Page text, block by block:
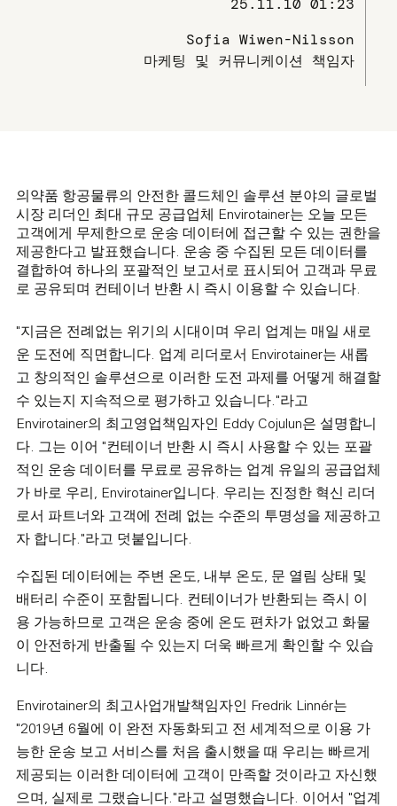
25.11.10 01:23
Sofia Wiwen-Nilsson
마케팅 및 커뮤니케이션 책임자
의약품 항공물류의 안전한 콜드체인 솔루션 분야의 글로벌
시장 리더인 최대 규모 공급업체 Envirotainer는 오늘 모든
고객에게 무제한으로 운송 데이터에 접근할 수 있는 권한을
제공한다고 발표했습니다. 운송 중 수집된 모든 데이터를
결합하여 하나의 포괄적인 보고서로 표시되어 고객과 무료
로 공유되며 컨테이너 반환 시 즉시 이용할 수 있습니다.
"지금은 전례없는 위기의 시대이며 우리 업계는 매일 새로
운 도전에 직면합니다. 업계 리더로서 Envirotainer는 새롭
고 창의적인 솔루션으로 이러한 도전 과제를 어떻게 해결할
수 있는지 지속적으로 평가하고 있습니다."라고
Envirotainer의 최고영업책임자인 Eddy Cojulun은 설명합니
다. 그는 이어 "컨테이너 반환 시 즉시 사용할 수 있는 포괄
적인 운송 데이터를 무료로 공유하는 업계 유일의 공급업체
가 바로 우리, Envirotainer입니다. 우리는 진정한 혁신 리더
로서 파트너와 고객에 전례 없는 수준의 투명성을 제공하고
자 합니다."라고 덧붙입니다.
수집된 데이터에는 주변 온도, 내부 온도, 문 열림 상태 및
배터리 수준이 포함됩니다. 컨테이너가 반환되는 즉시 이
용 가능하므로 고객은 운송 중에 온도 편차가 없었고 화물
이 안전하게 반출될 수 있는지 더욱 빠르게 확인할 수 있습
니다.
Envirotainer의 최고사업개발책임자인 Fredrik Linnér는
"2019년 6월에 이 완전 자동화되고 전 세계적으로 이용 가
능한 운송 보고 서비스를 처음 출시했을 때 우리는 빠르게
제공되는 이러한 데이터에 고객이 만족할 것이라고 자신했
으며, 실제로 그랬습니다."라고 설명했습니다. 이어서 "업계